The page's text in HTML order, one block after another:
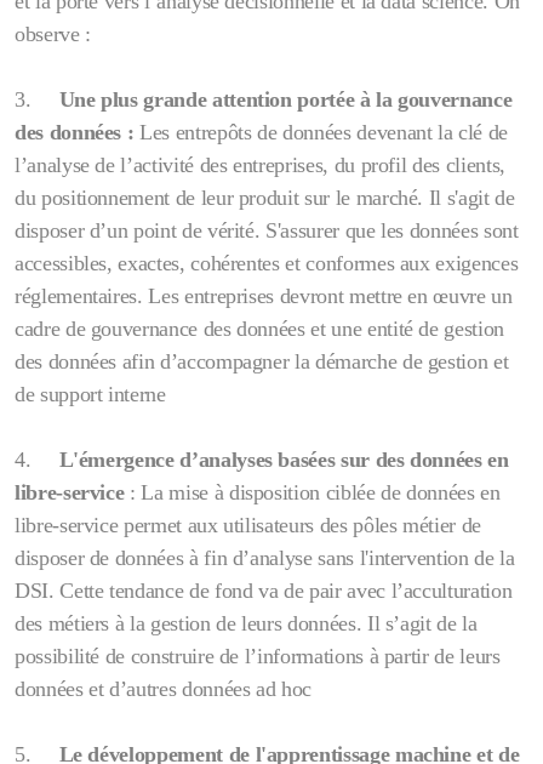
observe :
3. Une plus grande attention portée à la gouvernance
des données : Les entrepôts de données devenant la clé de
l’analyse de l’activité des entreprises, du profil des clients,
du positionnement de leur produit sur le marché. Il s'agit de
disposer d’un point de vérité. S'assurer que les données sont
accessibles, exactes, cohérentes et conformes aux exigences
réglementaires. Les entreprises devront mettre en œuvre un
cadre de gouvernance des données et une entité de gestion
des données afin d’accompagner la démarche de gestion et
de support interne
4. L'émergence d’analyses basées sur des données en
libre-service: La mise à disposition ciblée de données en
libre-service permet aux utilisateurs des pôles métier de
disposer de données à fin d’analyse sans l'intervention de la
DSI. Cette tendance de fond va de pair avec l’acculturation
des métiers à la gestion de leurs données. Il s’agit de la
possibilité de construire de l’informations à partir de leurs
données et d’autres données ad hoc
5. Le développement de l'apprentissage machine et de